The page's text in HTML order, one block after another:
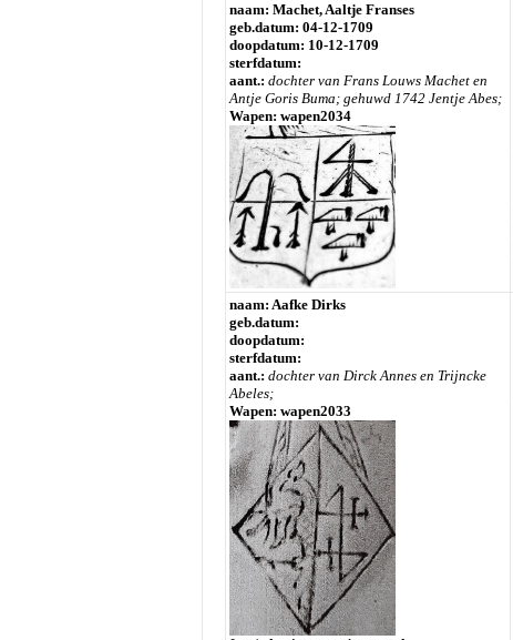
naam: Machet, Aaltje Franses
geb.datum: 04-12-1709
doopdatum: 10-12-1709
sterfdatum:
aant.: dochter van Frans Louws Machet en
Antje Goris Buma; gehuwd 1742 Jentje Abes;
Wapen: wapen2034
naam: Aafke Dirks
geb.datum:
doopdatum:
sterfdatum:
aant.: dochter van Dirck Annes en Trijncke
Abeles;
Wapen: wapen2033